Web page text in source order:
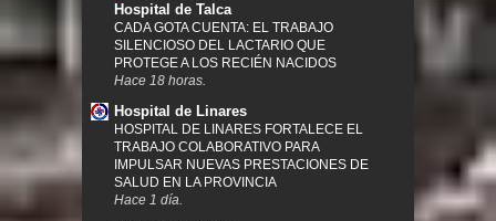
Hospital de Talca
CADA GOTA CUENTA: EL TRABAJO
SILENCIOSO DEL LACTARIO QUE
PROTEGE A LOS RECIÉN NACIDOS
Hace 18 horas.
Hospital de Linares
HOSPITAL DE LINARES FORTALECE EL
TRABAJO COLABORATIVO PARA
IMPULSAR NUEVAS PRESTACIONES DE
SALUD EN LA PROVINCIA
Hace 1 día.